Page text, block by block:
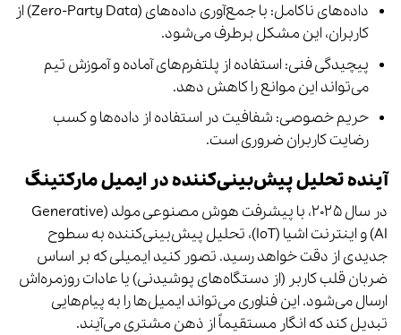
داده‌های ناکامل: با جمع‌آوری داده‌های (Zero-Party Data) از
کاربران، این مشکل برطرف می‌شود.
پیچیدگی فنی: استفاده از پلتفرم‌های آماده و آموزش تیم
می‌تواند این موانع را کاهش دهد.
حریم خصوصی: شفافیت در استفاده از داده‌ها و کسب
رضایت کاربران ضروری است.
آینده تحلیل پیش‌بینی‌کننده در ایمیل مارکتینگ
در سال ۲۰۲۵، با پیشرفت هوش مصنوعی مولد (Generative
AI) و اینترنت اشیا (IoT)، تحلیل پیش‌بینی‌کننده به سطوح
جدیدی از دقت خواهد رسید. تصور کنید ایمیلی که بر اساس
ضربان قلب کاربر (از دستگاه‌های پوشیدنی) یا عادات روزمره‌اش
ارسال می‌شود. این فناوری می‌تواند ایمیل‌ها را به پیام‌هایی
تبدیل کند که انگار مستقیماً از ذهن مشتری می‌آیند.